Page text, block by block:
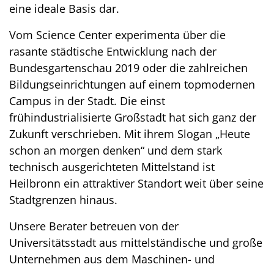
eine ideale Basis dar.
Vom Science Center experimenta über die
rasante städtische Entwicklung nach der
Bundesgartenschau 2019 oder die zahlreichen
Bildungseinrichtungen auf einem topmodernen
Campus in der Stadt. Die einst
frühindustrialisierte Großstadt hat sich ganz der
Zukunft verschrieben. Mit ihrem Slogan „Heute
schon an morgen denken“ und dem stark
technisch ausgerichteten Mittelstand ist
Heilbronn ein attraktiver Standort weit über seine
Stadtgrenzen hinaus.
Unsere Berater betreuen von der
Universitätsstadt aus mittelständische und große
Unternehmen aus dem Maschinen- und